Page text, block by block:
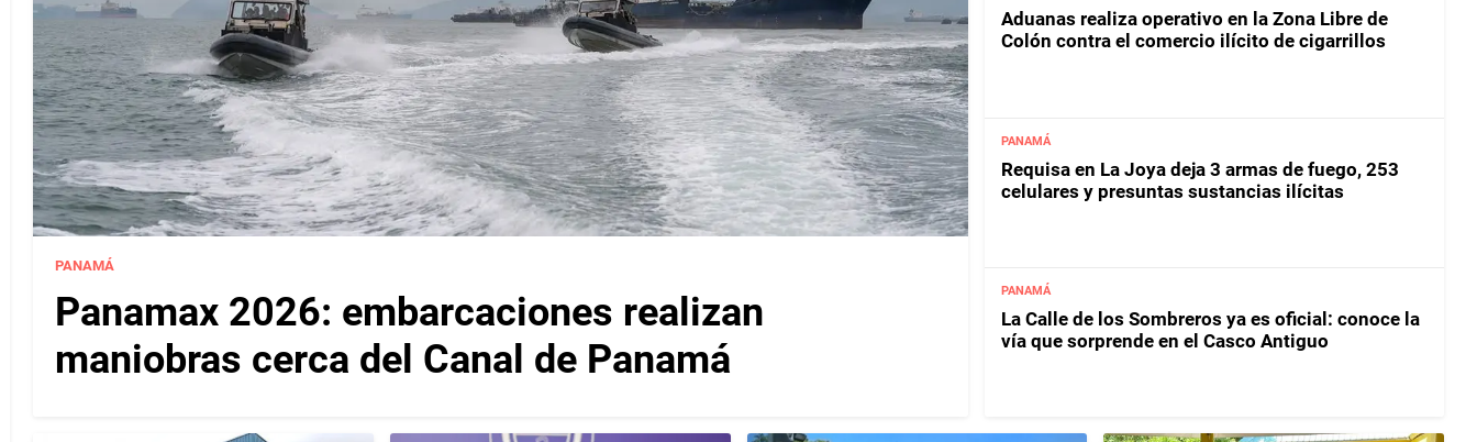
PANAMÁ
Panamax 2026: embarcaciones realizan
maniobras cerca del Canal de Panamá
Aduanas realiza operativo en la Zona Libre de
Colón contra el comercio ilícito de cigarrillos
PANAMÁ
Requisa en La Joya deja 3 armas de fuego, 253
celulares y presuntas sustancias ilícitas
PANAMÁ
La Calle de los Sombreros ya es oficial: conoce la
vía que sorprende en el Casco Antiguo